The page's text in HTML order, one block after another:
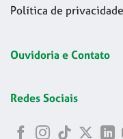
Política de privacidade
Ouvidoria e Contato
Redes Sociais